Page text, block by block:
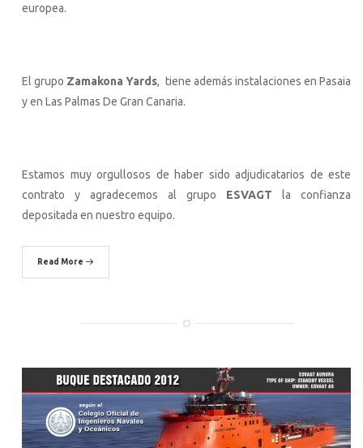
europea.
El grupo Zamakona Yards, tiene además instalaciones en Pasaia
y en Las Palmas De Gran Canaria.
Estamos muy orgullosos de haber sido adjudicatarios de este
contrato y agradecemos al grupo ESVAGT la confianza
depositada en nuestro equipo.
Read More